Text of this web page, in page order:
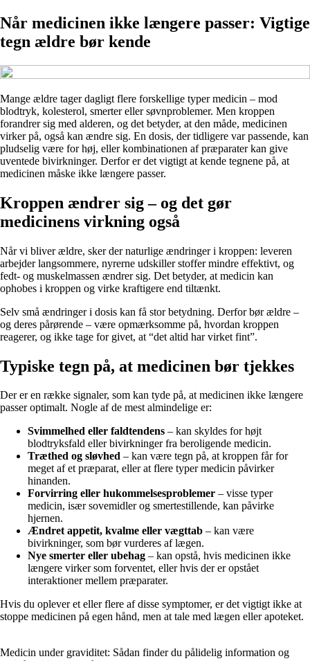
Når medicinen ikke længere passer: Vigtige
tegn ældre bør kende
Mange ældre tager dagligt flere forskellige typer medicin – mod
blodtryk, kolesterol, smerter eller søvnproblemer. Men kroppen
forandrer sig med alderen, og det betyder, at den måde, medicinen
virker på, også kan ændre sig. En dosis, der tidligere var passende, kan
pludselig være for høj, eller kombinationen af præparater kan give
uventede bivirkninger. Derfor er det vigtigt at kende tegnene på, at
medicinen måske ikke længere passer.
Kroppen ændrer sig – og det gør
medicinens virkning også
Når vi bliver ældre, sker der naturlige ændringer i kroppen: leveren
arbejder langsommere, nyrerne udskiller stoffer mindre effektivt, og
fedt- og muskelmassen ændrer sig. Det betyder, at medicin kan
ophobes i kroppen og virke kraftigere end tiltænkt.
Selv små ændringer i dosis kan få stor betydning. Derfor bør ældre –
og deres pårørende – være opmærksomme på, hvordan kroppen
reagerer, og ikke tage for givet, at “det altid har virket fint”.
Typiske tegn på, at medicinen bør tjekkes
Der er en række signaler, som kan tyde på, at medicinen ikke længere
passer optimalt. Nogle af de mest almindelige er:
Svimmelhed eller faldtendens – kan skyldes for højt
blodtryksfald eller bivirkninger fra beroligende medicin.
Træthed og sløvhed – kan være tegn på, at kroppen får for
meget af et præparat, eller at flere typer medicin påvirker
hinanden.
Forvirring eller hukommelsesproblemer – visse typer
medicin, især sovemidler og smertestillende, kan påvirke
hjernen.
Ændret appetit, kvalme eller vægttab – kan være
bivirkninger, som bør vurderes af lægen.
Nye smerter eller ubehag – kan opstå, hvis medicinen ikke
længere virker som forventet, eller hvis der er opstået
interaktioner mellem præparater.
Hvis du oplever et eller flere af disse symptomer, er det vigtigt ikke at
stoppe medicinen på egen hånd, men at tale med lægen eller apoteket.
Medicin under graviditet: Sådan finder du pålidelig information og